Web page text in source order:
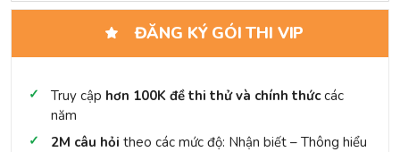
ĐĂNG KÝ GÓI THI VIP
Truy cập hơn 100K đề thi thử và chính thứccác
năm
2M câu hỏi theo các mức độ: Nhận biết – Thông hiểu